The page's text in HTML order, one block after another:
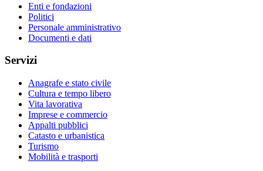
Enti e fondazioni
Politici
Personale amministrativo
Documenti e dati
Servizi
Anagrafe e stato civile
Cultura e tempo libero
Vita lavorativa
Imprese e commercio
Appalti pubblici
Catasto e urbanistica
Turismo
Mobilità e trasporti